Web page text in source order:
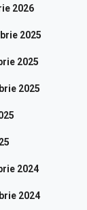
2026
2025
2025
2025
2024
2024